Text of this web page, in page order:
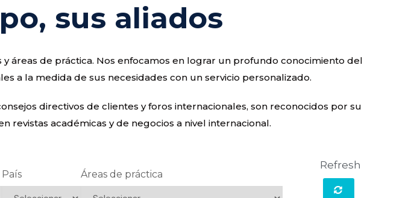
sus aliados
áreas de práctica. Nos enfocamos en lograr un profundo conocimiento del
a la medida de sus necesidades con un servicio personalizado.
directivos de clientes y foros internacionales, son reconocidos por su
académicas y de negocios a nivel internacional.
País Áreas de práctica
Refresh